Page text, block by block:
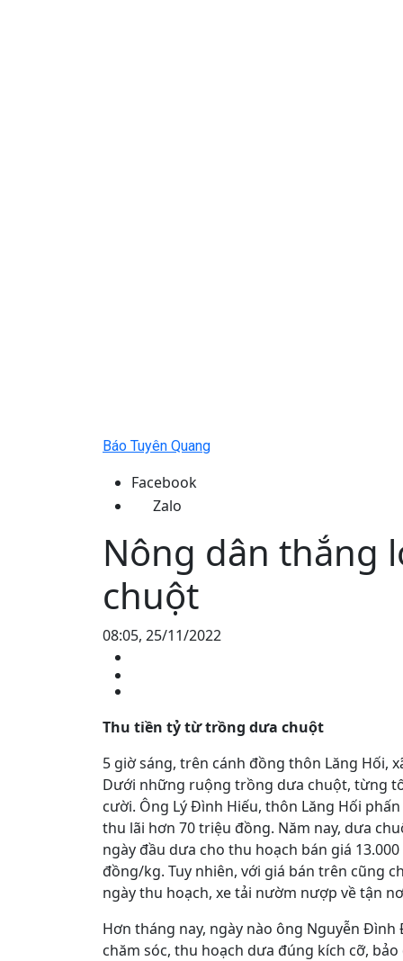
Báo Tuyên Quang
Facebook
Zalo
Nông dân thắng
chuột
08:05, 25/11/2022
Thu tiền tỷ từ trồng dưa chuột
5 giờ sáng, trên cánh đồng thôn Lăng Hối,
Dưới những ruộng trồng dưa chuột, từng
cười. Ông Lý Đình Hiếu, thôn Lăng Hối
thu lãi hơn 70 triệu đồng. Năm nay, dưa
ngày đầu dưa cho thu hoạch bán giá
đồng/kg. Tuy nhiên, với giá bán trên cũng
ngày thu hoạch, xe tải nườm nượp về tận
Hơn tháng nay, ngày nào ông Nguyễn Đình
chăm sóc, thu hoạch dưa đúng kích cỡ,